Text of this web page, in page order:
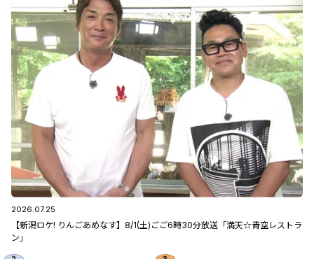
2026.07.25
【新潟ロケ! りんごあめなす】8/1(土)ごご6時30分放送「満天☆青空レストラ
ン」